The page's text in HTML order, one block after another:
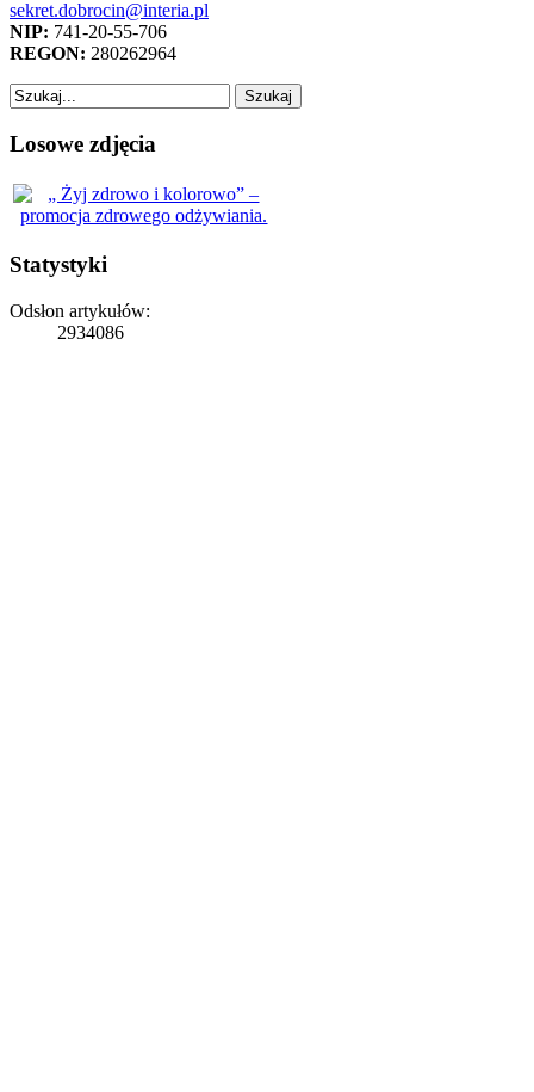
sekret.dobrocin@interia.pl
NIP: 741-20-55-706
REGON: 280262964
Losowe zdjęcia
Statystyki
Odsłon artykułów:
2934086